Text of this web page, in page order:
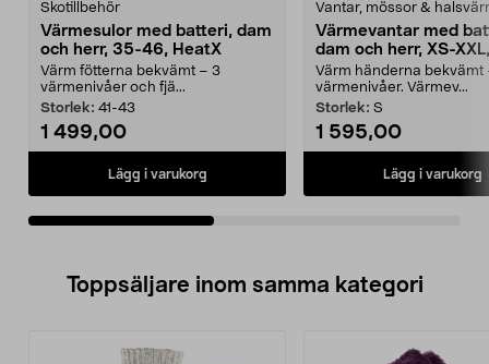
Skotillbehör
Värmesulor med batteri, dam
och herr, 35-46, HeatX
Värm fötterna bekvämt – 3
värmenivåer och fjä...
Storlek: 41-43
1 499,00
Lägg i varukorg
Vantar, mössor &
Värmevantar med
dam och herr, XS-
Värm händerna bekvämt
värmenivåer. Värmev...
Storlek: S
1 595,00
Lägg i varukorg
Toppsäljare inom samma kategori